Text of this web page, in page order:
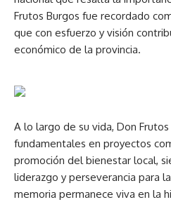
Frutos Burgos fue recordado
que con esfuerzo y visión
económico de la provincia.
A lo largo de su vida, Don
fundamentales en proyectos
promoción del bienestar local,
liderazgo y perseverancia para
memoria permanece viva en la